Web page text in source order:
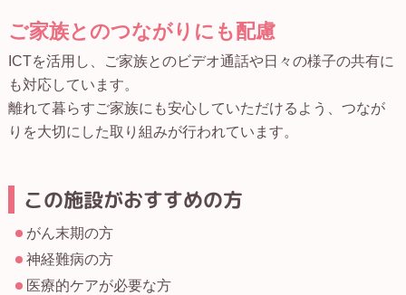
ご家族とのつながりにも配慮
ICTを活用し、ご家族とのビデオ通話や日々の様子の共有に
も対応しています。
離れて暮らすご家族にも安心していただけるよう、つなが
りを大切にした取り組みが行われています。
この施設がおすすめの方
がん末期の方
神経難病の方
医療的ケアが必要な方